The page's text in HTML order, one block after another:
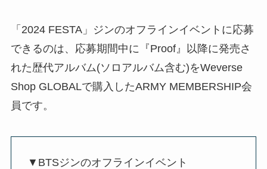
「2024 FESTA」ジンのオフラインイベントに応募
できるのは、応募期間中に『Proof』以降に発売さ
れた歴代アルバム(ソロアルバム含む)をWeverse
Shop GLOBALで購入したARMY MEMBERSHIP会
員です。
▼BTSジンのオフラインイベント